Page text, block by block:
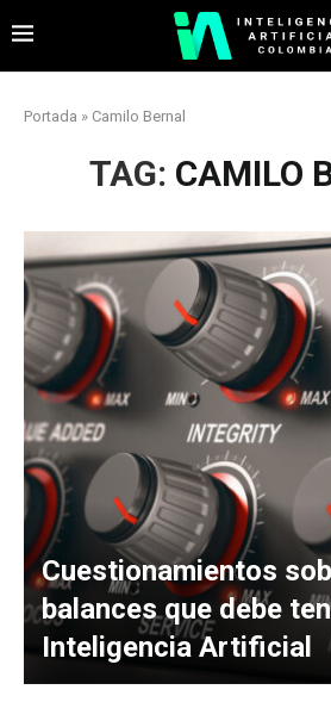
Portada » Camilo Bernal
TAG: CAMILO
Cuestionamientos
balances que debe
Inteligencia Artificial